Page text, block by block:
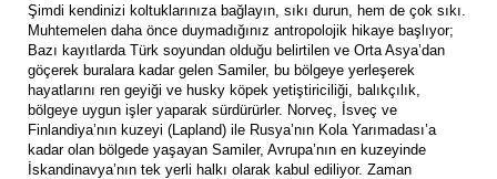
Şimdi kendinizi koltuklarınıza bağlayın, sıkı durun, hem de çok sıkı.
Muhtemelen daha önce duymadığınız antropolojik hikaye başlıyor;
Bazı kayıtlarda Türk soyundan olduğu belirtilen ve Orta Asya’dan
göçerek buralara kadar gelen Samiler, bu bölgeye yerleşerek
hayatlarını ren geyiği ve husky köpek yetiştiriciliği, balıkçılık,
bölgeye uygun işler yaparak sürdürürler. Norveç, İsveç ve
Finlandiya’nın kuzeyi (Lapland) ile Rusya’nın Kola Yarımadası’a
kadar olan bölgede yaşayan Samiler, Avrupa’nın en kuzeyinde
İskandinavya’nın tek yerli halkı olarak kabul ediliyor. Zaman